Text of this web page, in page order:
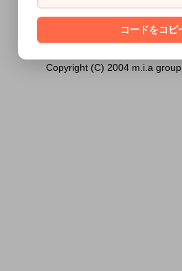
[ はい ] [ い
Copyright (C) 2004 m.i.a
コードをコピ